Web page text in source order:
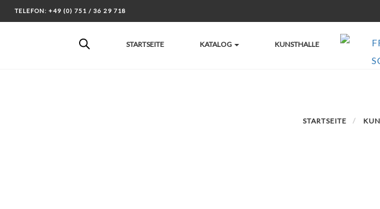
Skip
to
TELEFON: +49 (0) 751 / 36 29 718
STARTSEITE KATALOG KUNSTHALLE
STARTSEITE